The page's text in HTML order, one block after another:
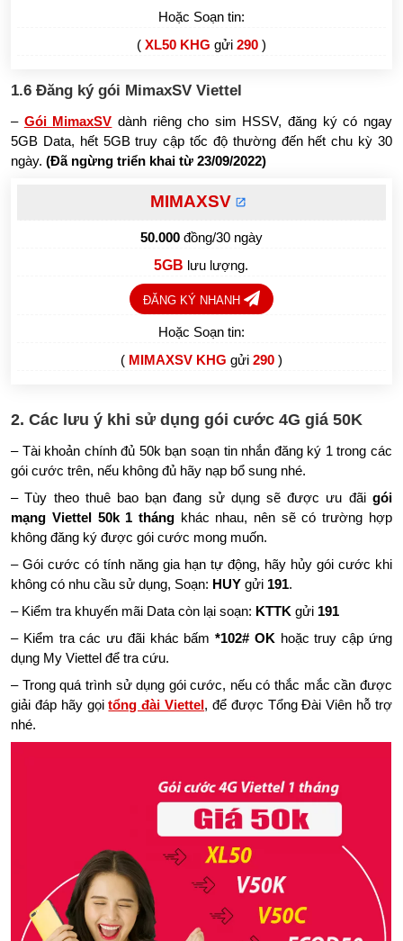
Hoặc Soạn tin:
( XL50 KHG gửi 290 )
1.6 Đăng ký gói MimaxSV Viettel
– Gói MimaxSV dành riêng cho sim HSSV, đăng ký có ngay
5GB Data, hết 5GB truy cập tốc độ thường đến hết chu kỳ 30
ngày.(Đã ngừng triển khai từ 23/09/2022)
MIMAXSV
50.000đồng/30 ngày
5GB lưu lượng.
ĐĂNG KÝ NHANH
Hoặc Soạn tin:
( MIMAXSV KHG gửi 290 )
2. Các lưu ý khi sử dụng gói cước 4G giá 50K
– Tài khoản chính đủ 50k bạn soạn tin nhắn đăng ký 1 trong các
gói cước trên, nếu không đủ hãy nạp bổ sung nhé.
– Tùy theo thuê bao bạn đang sử dụng sẽ được ưu đãi gói
mạng Viettel 50k 1 thángkhác nhau, nên sẽ có trường hợp
không đăng ký được gói cước mong muốn.
– Gói cước có tính năng gia hạn tự động, hãy hủy gói cước khi
không có nhu cầu sử dụng, Soạn: HUY gửi 191.
– Kiểm tra khuyến mãi Data còn lại soạn: KTTK gửi 191
– Kiểm tra các ưu đãi khác bấm*102# OK hoặc truy cập ứng
dụng My Viettel để tra cứu.
– Trong quá trình sử dụng gói cước, nếu có thắc mắc cần được
giải đáp hãy gọitổng đài Viettel, để được Tổng Đài Viên hỗ trợ
nhé.